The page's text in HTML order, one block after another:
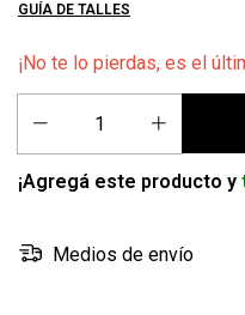
GUÍA DE TALLES
¡No te lo pierdas, es el
¡Agregá este producto y
Medios de envío